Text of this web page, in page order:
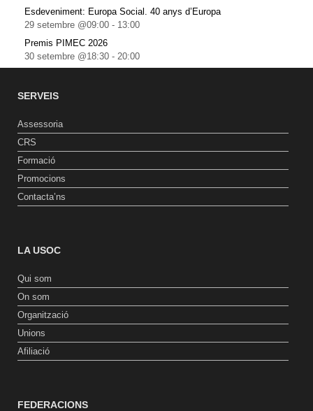
Esdeveniment: Europa Social. 40 anys d’Europa
29 setembre @09:00 - 13:00
Premis PIMEC 2026
30 setembre @18:30 - 20:00
SERVEIS
Assessoria
CRS
Formació
Promocions
Contacta’ns
LA USOC
Qui som
On som
Organització
Unions
Afiliació
FEDERACIONS